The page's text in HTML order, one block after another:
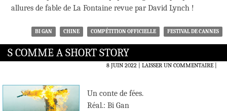
allures de fable de La Fontaine revue par David Lynch !
BI GAN CHINE COMPÉTITION OFFICIELLE FESTIVAL DE CANNES
S COMME A SHORT STORY
8 JUIN 2022 LAISSER UN COMMENTAIRE|
Un conte de fées.
Réal.: Bi Gan